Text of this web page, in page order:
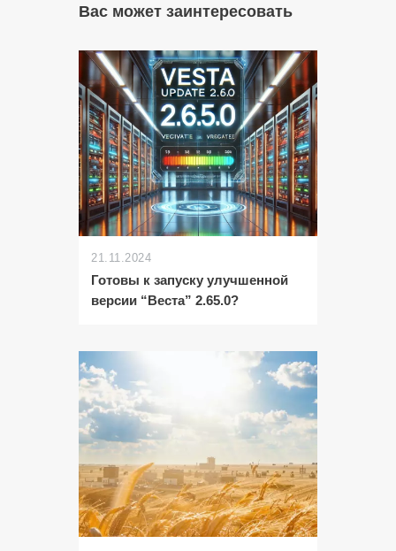
Вас может заинтересовать
21.11.2024
Готовы к запуску улучшенной
версии “Веста” 2.65.0?